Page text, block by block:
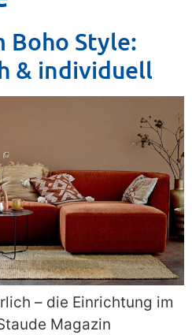
Boho Style:
& individuell
– die Einrichtung im
Magazin